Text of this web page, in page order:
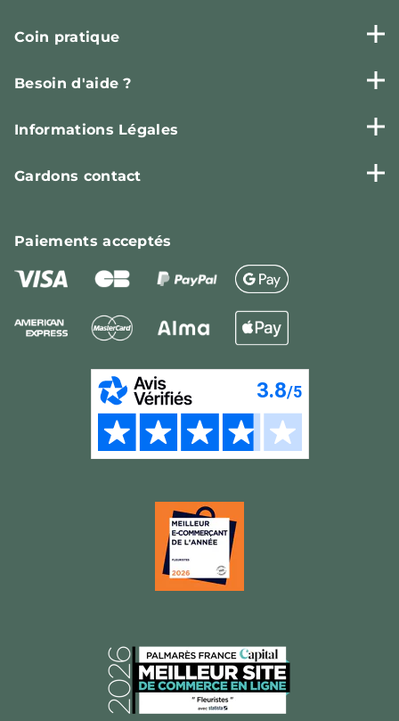
Coin pratique
Besoin d'aide ?
Informations Légales
Gardons contact
Paiementsacceptés